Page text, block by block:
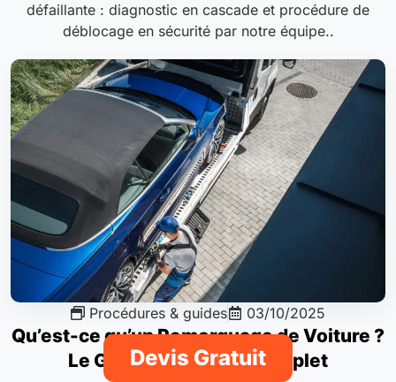
défaillante : diagnostic en cascade et procédure de
déblocage en sécurité par notre équipe..
Procédures & guides 03/10/2025
Qu’est-ce qu’un Remorquage de Voiture ?
Le Guide Technique Complet
Devis Gratuit